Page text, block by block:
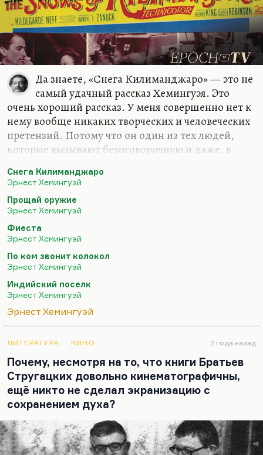
Да знаете, «Снега Килиманджаро» — это не
самый удачный рассказ Хемингуэя. Это
очень хороший рассказ. У меня совершенно нет к
нему вообще никаких творческих и человеческих
претензий. Потому что он один из тех людей,
которые вызывают безоговорочную и даже, в
Очень честный, по-самурайски честный. Чем-то
напоминающий Маяковского. Также
застрелившийся. Такой же заложник образа,
вечно вынужденный доказывать себе и всем
остальным, что он мужчина. Мужчина в
жертвенном понимании слова. Мужчина именно
такой, какой ему представлялся идеалом,
начиная с его американского, среднезападного
детства. Мужчина, который всё умеет, который
всегда…
Снега Килиманджаро
Эрнест Хемингуэй
Прощай оружие
Эрнест Хемингуэй
Фиеста
Эрнест Хемингуэй
По ком звонит колокол
Эрнест Хемингуэй
Индийский поселк
Эрнест Хемингуэй
Эрнест Хемингуэй
ЛИТЕРАТУРА КИНО 2 года назад
Почему, несмотря на то, что книги Братьев
Стругацких довольно кинематографичны,
ещё никто не сделал экранизацию с
сохранением духа?